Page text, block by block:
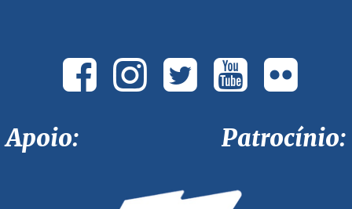
Apoio: Patrocínio: